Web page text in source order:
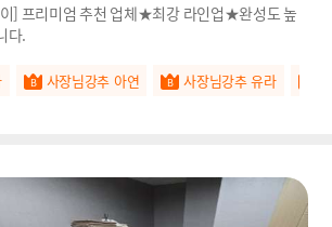
] 프리미엄 추천 업체★최강 라인업★완성도 높
다.
사장님강추 아연 사장님강추 유라